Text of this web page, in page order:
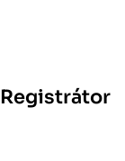
Registrátor